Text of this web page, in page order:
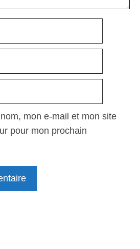
mon e-mail et mon site
pour mon prochain